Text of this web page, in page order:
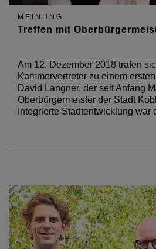
MEINUNG
Treffen mit
Am 12. Dezember 2018 trafen
Kammervertreter zu einem
David Langner, der seit Anfang
Oberbürgermeister der Stadt
Integrierte Stadtentwicklung war